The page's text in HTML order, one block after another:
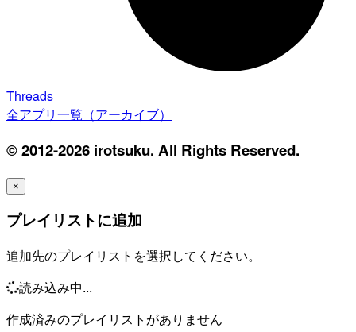
Threads
全アプリ一覧（アーカイブ）
© 2012-2026 irotsuku. All Rights Reserved.
×
プレイリストに追加
追加先のプレイリストを選択してください。
読み込み中...
作成済みのプレイリストがありません